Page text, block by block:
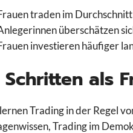
traden im
überschätzen
investieren häufiger
als
Trading in der Regel
Trading im